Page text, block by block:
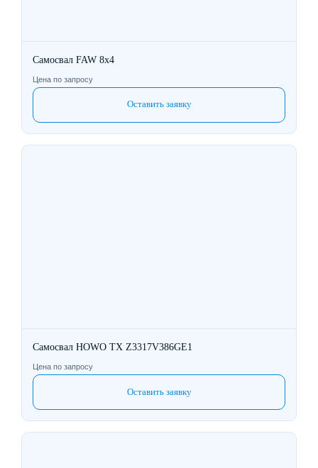
Самосвал FAW 8х4
Цена по запросу
Оставить заявку
Самосвал HOWO TX Z3317V386GE1
Цена по запросу
Оставить заявку